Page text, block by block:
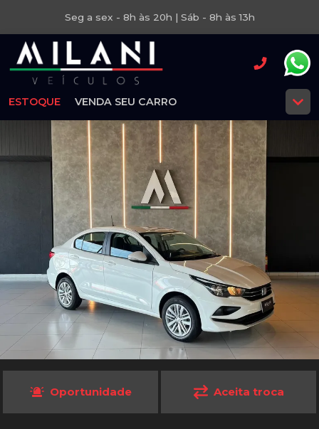
Seg a sex - 8h às 20h | Sáb - 8h às 13h
ESTOQUE VENDA SEU CARRO
Oportunidade Aceita troca